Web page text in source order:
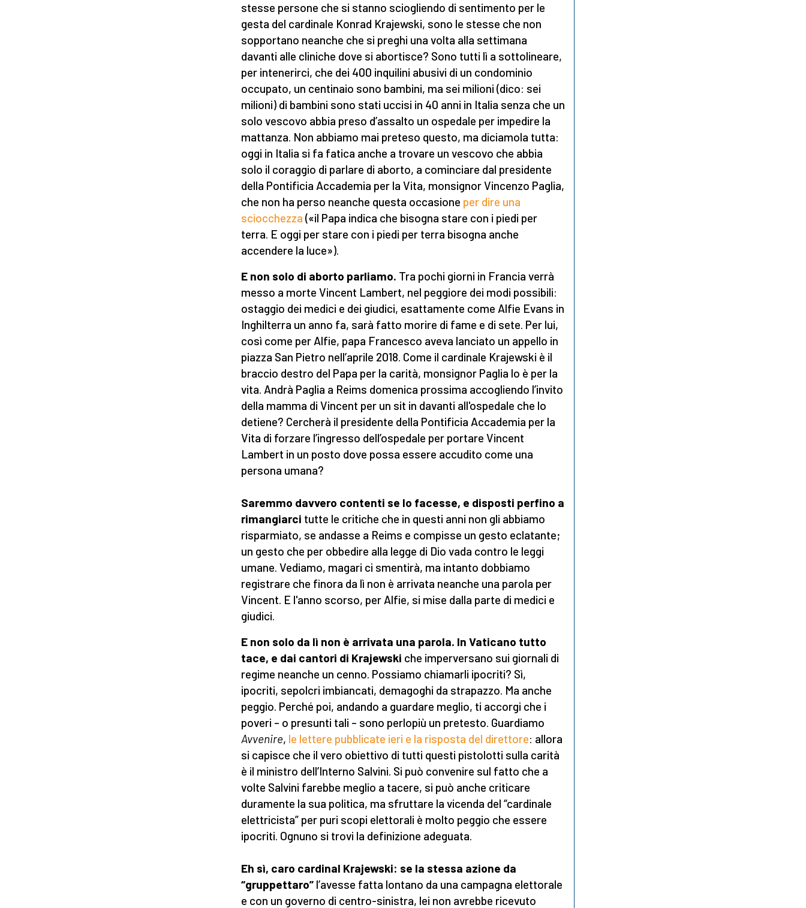
stesse persone che si stanno sciogliendo di sentimento per le
gesta del cardinale Konrad Krajewski, sono le stesse che non
sopportano neanche che si preghi una volta alla settimana
davanti alle cliniche dove si abortisce? Sono tutti lì a sottolineare,
per intenerirci, che dei 400 inquilini abusivi di un condominio
occupato, un centinaio sono bambini, ma sei milioni (dico: sei
milioni) di bambini sono stati uccisi in 40 anni in Italia senza che un
solo vescovo abbia preso d’assalto un ospedale per impedire la
mattanza. Non abbiamo mai preteso questo, ma diciamola tutta:
oggi in Italia si fa fatica anche a trovare un vescovo che abbia
solo il coraggio di parlare di aborto, a cominciare dal presidente
della Pontificia Accademia per la Vita, monsignor Vincenzo Paglia,
che non ha perso neanche questa occasione per dire una
sciocchezza («il Papa indica che bisogna stare con i piedi per
terra. E oggi per stare con i piedi per terra bisogna anche
accendere la luce»).
E non solo di aborto parliamo. Tra pochi giorni in Francia verrà
messo a morte Vincent Lambert, nel peggiore dei modi possibili:
ostaggio dei medici e dei giudici, esattamente come Alfie Evans in
Inghilterra un anno fa, sarà fatto morire di fame e di sete. Per lui,
così come per Alfie, papa Francesco aveva lanciato un appello in
piazza San Pietro nell’aprile 2018. Come il cardinale Krajewski è il
braccio destro del Papa per la carità, monsignor Paglia lo è per la
vita. Andrà Paglia a Reims domenica prossima accogliendo l’invito
della mamma di Vincent per un sit in davanti all'ospedale che lo
detiene? Cercherà il presidente della Pontificia Accademia per la
Vita di forzare l’ingresso dell’ospedale per portare Vincent
Lambert in un posto dove possa essere accudito come una
persona umana?
Saremmo davvero contenti se lo facesse, e disposti perfino a
rimangiarci tutte le critiche che in questi anni non gli abbiamo
risparmiato, se andasse a Reims e compisse un gesto eclatante;
un gesto che per obbedire alla legge di Dio vada contro le leggi
umane. Vediamo, magari ci smentirà, ma intanto dobbiamo
registrare che finora da lì non è arrivata neanche una parola per
Vincent. E l'anno scorso, per Alfie, si mise dalla parte di medici e
giudici.
E non solo da lì non è arrivata una parola. In Vaticano tutto
tace, e dai cantori di Krajewski che imperversano sui giornali di
regime neanche un cenno. Possiamo chiamarli ipocriti? Sì,
ipocriti, sepolcri imbiancati, demagoghi da strapazzo. Ma anche
peggio. Perché poi, andando a guardare meglio, ti accorgi che i
poveri – o presunti tali – sono perlopiù un pretesto. Guardiamo
Avvenire, le lettere pubblicate ieri e la risposta del direttore: allora
si capisce che il vero obiettivo di tutti questi pistolotti sulla carità
è il ministro dell’Interno Salvini. Si può convenire sul fatto che a
volte Salvini farebbe meglio a tacere, si può anche criticare
duramente la sua politica, ma sfruttare la vicenda del “cardinale
elettricista” per puri scopi elettorali è molto peggio che essere
ipocriti. Ognuno si trovi la definizione adeguata.
Eh sì, caro cardinal Krajewski: se la stessa azione da
“gruppettaro” l’avesse fatta lontano da una campagna elettorale
e con un governo di centro-sinistra, lei non avrebbe ricevuto